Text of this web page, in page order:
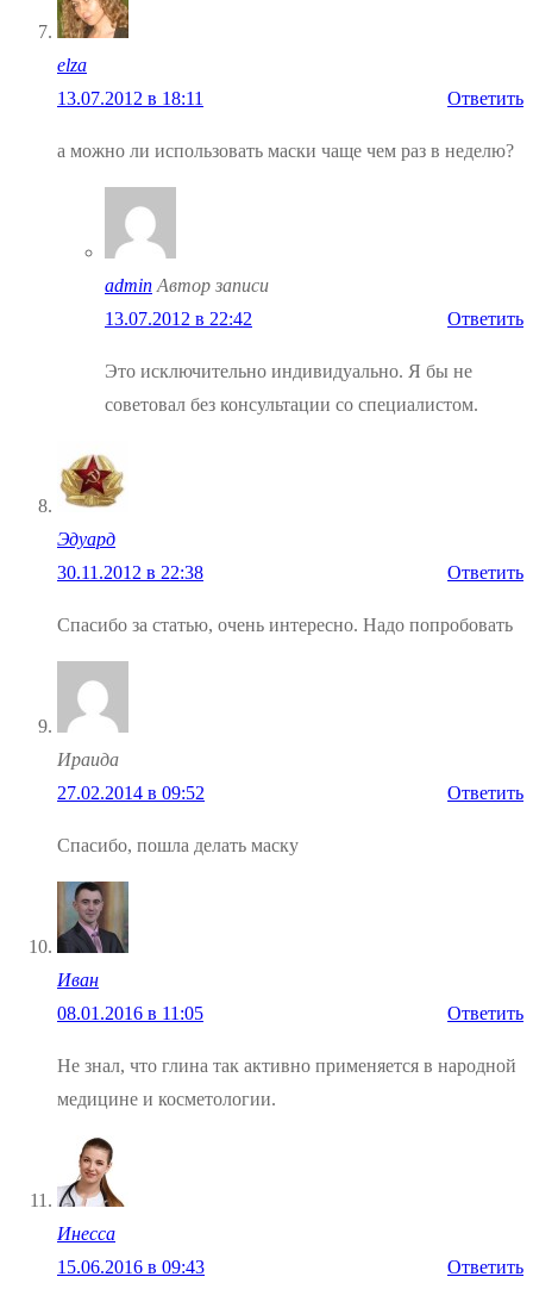
elza
13.07.2012 в 18:11
Ответить
а можно ли использовать маски чаще чем раз в неделю?
admin Автор записи
13.07.2012 в 22:42
Ответить
Это исключительно индивидуально. Я бы не
советовал без консультации со специалистом.
Эдуард
30.11.2012 в 22:38
Ответить
Спасибо за статью, очень интересно. Надо попробовать
Ираида
27.02.2014 в 09:52
Ответить
Спасибо, пошла делать маску
Иван
08.01.2016 в 11:05
Ответить
Не знал, что глина так активно применяется в народной
медицине и косметологии.
Инесса
15.06.2016 в 09:43
Ответить